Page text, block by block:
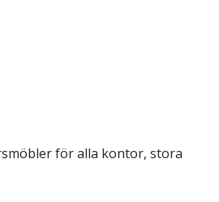
för alla kontor, stora